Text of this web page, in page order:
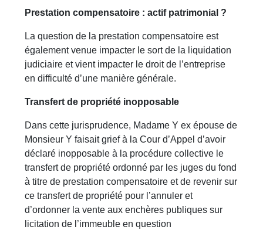
Prestation compensatoire : actif patrimonial ?
La question de la prestation compensatoire est
également venue impacter le sort de la liquidation
judiciaire et vient impacter le droit de l’entreprise
en difficulté d’une manière générale.
Transfert de propriété inopposable
Dans cette jurisprudence, Madame Y ex épouse de
Monsieur Y faisait grief à la Cour d’Appel d’avoir
déclaré inopposable à la procédure collective le
transfert de propriété ordonné par les juges du fond
à titre de prestation compensatoire et de revenir sur
ce transfert de propriété pour l’annuler et
d’ordonner la vente aux enchères publiques sur
licitation de l’immeuble en question